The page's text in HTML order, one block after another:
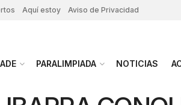
Aquí estoy Aviso de Privacidad
PARALIMPIADA NOTICIAS